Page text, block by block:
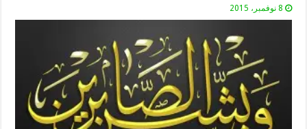
8 نوفمبر، 2015